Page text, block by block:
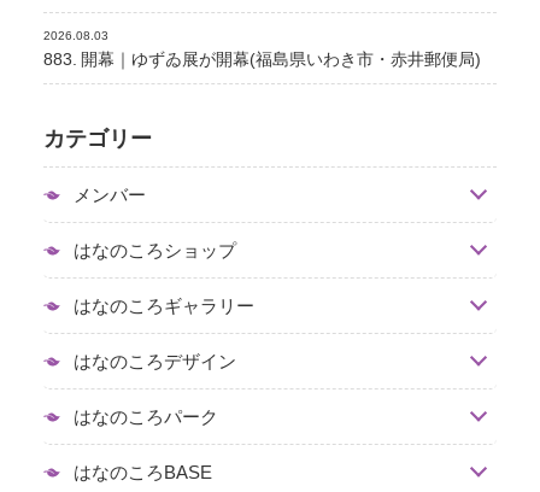
2026.08.03
883. 開幕｜ゆずゐ展が開幕(福島県いわき市・赤井郵便局)
カテゴリー
メンバー
はなのころショップ
はなのころギャラリー
はなのころデザイン
はなのころパーク
はなのころBASE